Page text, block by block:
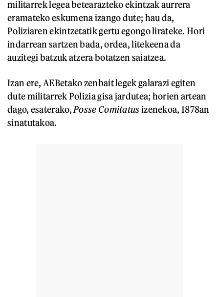
militarrek legea betearazteko ekintzak aurrera
eramateko eskumena izango dute; hau da,
Poliziaren ekintzetatik gertu egongo lirateke. Hori
indarrean sartzen bada, ordea, litekeena da
auzitegi batzuk atzera botatzen saiatzea.
Izan ere, AEBetako zenbait legek galarazi egiten
dute militarrek Polizia gisa jardutea; horien artean
dago, esaterako, Posse Comitatusizenekoa, 1878an
sinatutakoa.